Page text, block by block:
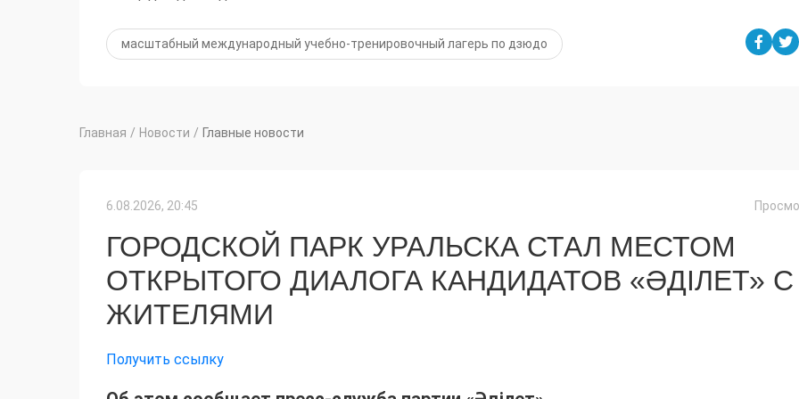
масштабный международный учебно-тренировочный лагерь по дзюдо
Главная / Новости / Главные новости
6.08.2026, 20:45
ГОРОДСКОЙ ПАРК УРАЛЬСКА СТАЛ МЕСТОМ
ОТКРЫТОГО ДИАЛОГА КАНДИДАТОВ «ӘДІЛЕТ» С
ЖИТЕЛЯМИ
Получить ссылку